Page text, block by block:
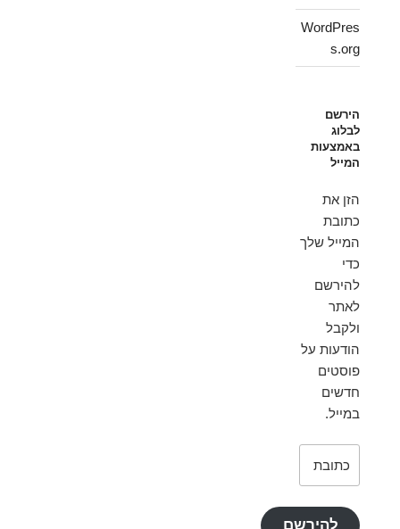
WordPres
s.org
הירשם
לבלוג
באמצעות
המייל
הזן את
כתובת
המייל שלך
כדי
להירשם
לאתר
ולקבל
הודעות על
פוסטים
חדשים
במייל.
דואר
להירשם